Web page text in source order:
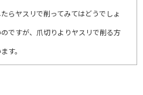
らヤスリで削ってみてはどうでしょ
ですが、爪切りよりヤスリで削る方
す。